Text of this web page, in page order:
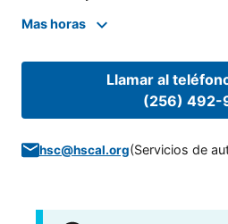
Mas horas
Llamar al
(256) 492-
hsc@hscal.org(Servicios de